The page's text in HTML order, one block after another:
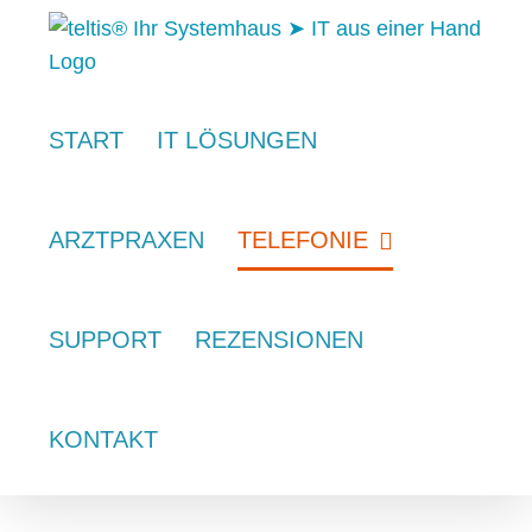
Inhalt
START IT LÖSUNGEN
ARZTPRAXEN TELEFONIE
SUPPORT REZENSIONEN
KONTAKT